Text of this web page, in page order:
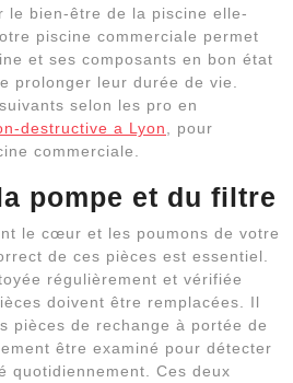
le bien-être de la piscine elle-
piscine commerciale permet
et ses composants en bon état
prolonger leur durée de vie.
selon les pro en
destructive a Lyon
, pour
commerciale.
pompe et du filtre
le cœur et les poumons de votre
de ces pièces est essentiel.
régulièrement et vérifiée
doivent être remplacées. Il
pièces de rechange à portée de
être examiné pour détecter
quotidiennement. Ces deux